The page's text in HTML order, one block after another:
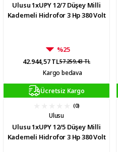
Ulusu 1xUPY 12/7 Düşey Milli
Kademeli Hidrofor 3 Hp 380 Volt
%25
42.944,57 TL57.259,43 TL
Kargo bedava
Ücretsiz Kargo
(0)
Ulusu
Ulusu 1xUPY 12/5 Düşey Milli
Kademeli Hidrofor 3 Hp 380 Volt